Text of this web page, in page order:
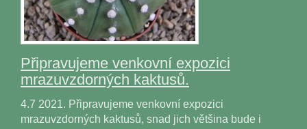
Připravujeme venkovní expozici
mrazuvzdorných kaktusů.
4.7 2021. Připravujeme venkovní expozici
mrazuvzdorných kaktusů, snad jich většina bude i